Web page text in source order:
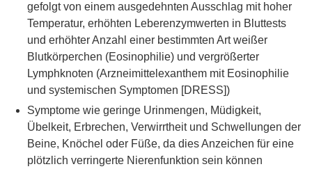
gefolgt von einem ausgedehnten Ausschlag mit hoher
Temperatur, erhöhten Leberenzymwerten in Bluttests
und erhöhter Anzahl einer bestimmten Art weißer
Blutkörperchen (Eosinophilie) und vergrößerter
Lymphknoten (Arzneimittelexanthem mit Eosinophilie
und systemischen Symptomen [DRESS])
Symptome wie geringe Urinmengen, Müdigkeit,
Übelkeit, Erbrechen, Verwirrtheit und Schwellungen der
Beine, Knöchel oder Füße, da dies Anzeichen für eine
plötzlich verringerte Nierenfunktion sein können